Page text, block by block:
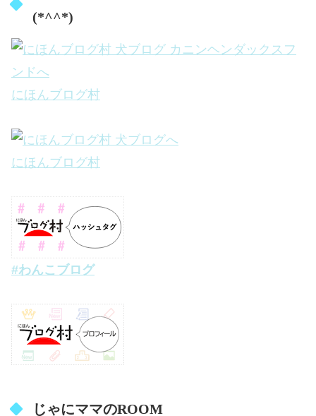
(*^^*)
にほんブログ村
にほんブログ村
#わんこブログ
じゃにママのROOM